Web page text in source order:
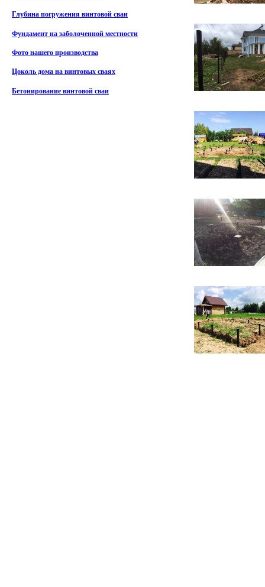
Глубина погружения винтовой сваи
Фундамент на заболоченной местности
Фото нашего производства
Цоколь дома на винтовых сваях
Бетонирование винтовой сваи